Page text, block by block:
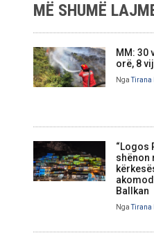
MË SHUMË
MM: 30
orë, 8
NgaTirana
“Logos
shënon
Ballkan
NgaTirana